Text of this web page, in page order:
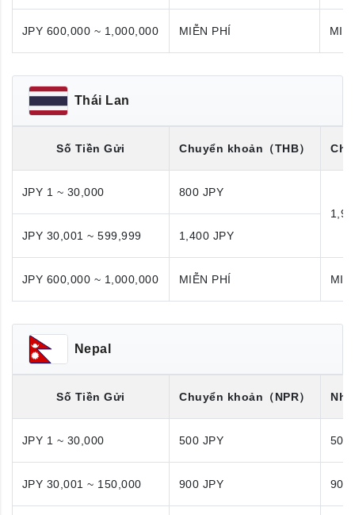
JPY 600,000 ~ 1,000,000 MIỄN PHÍ
Thái Lan
Số Tiền Gửi Chuyển khoản （THB）
JPY 1 ~ 30,000
800 JPY
JPY 30,001 ~ 599,999
1,400 JPY
JPY 600,000 ~ 1,000,000 MIỄN PHÍ
Nepal
Số Tiền Gửi Chuyển khoản （NPR）
JPY 1 ~ 30,000 500 JPY 500
JPY 30,001 ~ 150,000 900 JPY 900